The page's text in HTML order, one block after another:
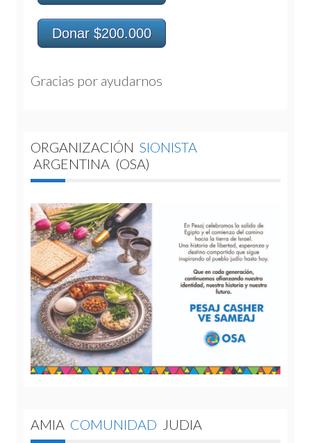
Donar $200.000
Gracias por ayudarnos
ORGANIZACIÓN SIONISTA
ARGENTINA (OSA)
AMIA COMUNIDAD JUDIA